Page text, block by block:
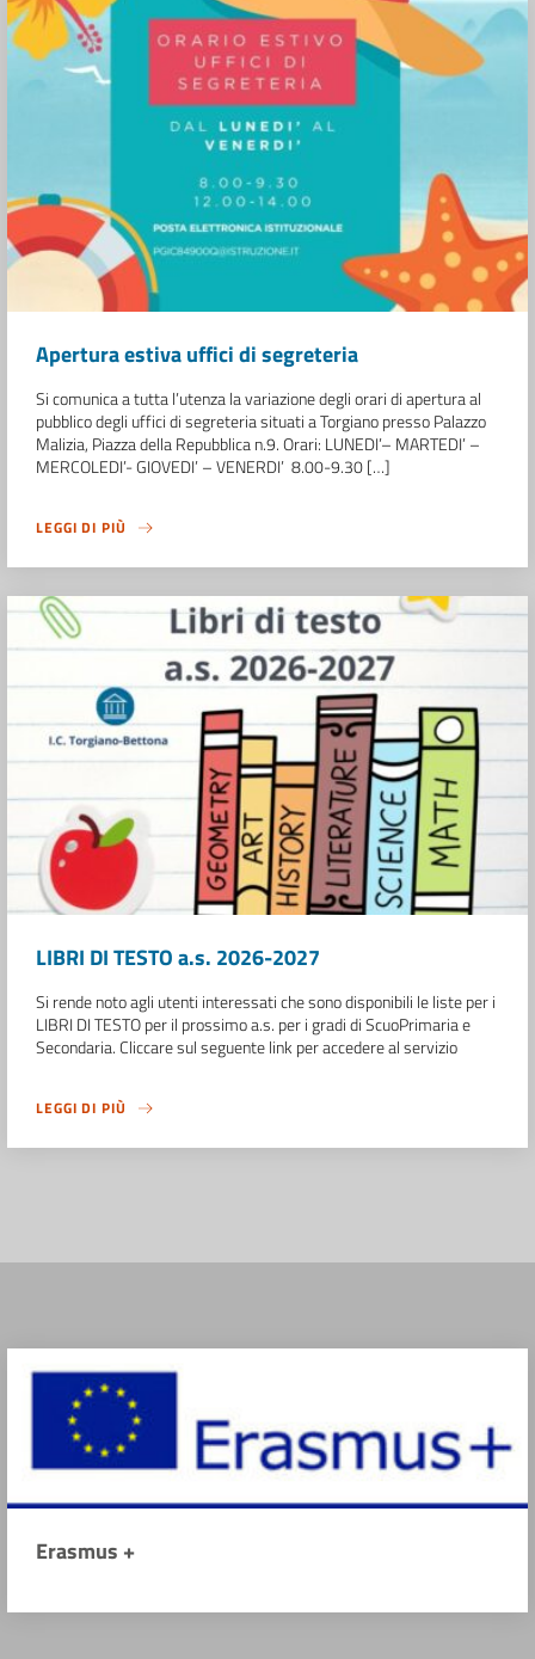
Apertura estiva uffici di segreteria
Si comunica a tutta l’utenza la variazione degli orari di apertura al
pubblico degli uffici di segreteria situati a Torgiano presso Palazzo
Malizia, Piazza della Repubblica n.9. Orari: LUNEDI’– MARTEDI’ –
MERCOLEDI’- GIOVEDI’ – VENERDI’ 8.00-9.30 […]
LEGGI DI PIÙ
LIBRI DI TESTO a.s. 2026-2027
Si rende noto agli utenti interessati che sono disponibili le liste per i
LIBRI DI TESTO per il prossimo a.s. per i gradi di ScuoPrimaria e
Secondaria. Cliccare sul seguente link per accedere al servizio
LEGGI DI PIÙ
Erasmus +